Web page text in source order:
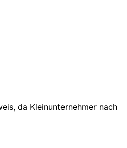
da Kleinunternehmer nach